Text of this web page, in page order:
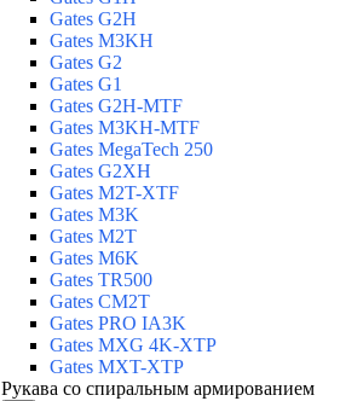
Gates G2H
Gates M3KH
Gates G2
Gates G1
Gates G2H-MTF
Gates M3KH-MTF
Gates MegaTech 250
Gates G2XH
Gates M2T-XTF
Gates M3K
Gates M2T
Gates M6K
Gates TR500
Gates CM2T
Gates PRO IA3K
Gates MXG 4K-XTP
Gates MXT-XTP
Рукава со спиральным армированием